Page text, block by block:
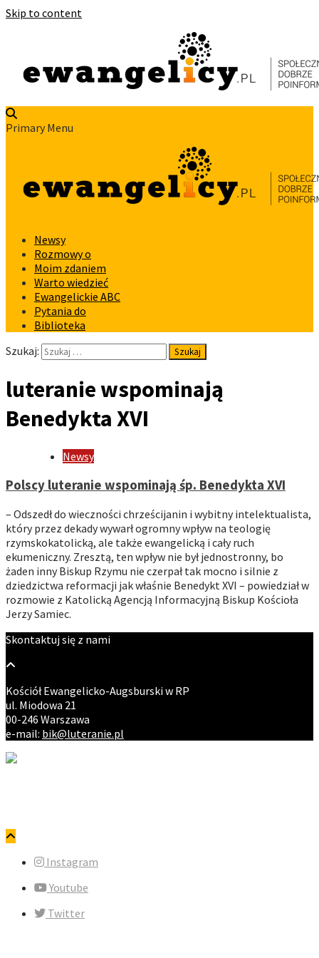
Skip to content
Primary Menu
Newsy
Rozmowy o
Moim zdaniem
Warto wiedzieć
Ewangelickie ABC
Pytania do
Biblioteka
Szukaj:
luteranie wspominają
Benedykta XVI
Newsy
Polscy luteranie wspominają śp. Benedykta XVI
– Odszedł do wieczności chrześcijanin i wybitny intelektualista,
który przez dekady wywarł ogromny wpływ na teologię
rzymskokatolicką, ale także ewangelicką i cały ruch
ekumeniczny. Zresztą, ten wpływ nie był jednostronny, bo
żaden inny Biskup Rzymu nie czerpał tak mocno i silnie z
dziedzictwa reformacji jak właśnie Benedykt XVI – powiedział w
rozmowie z Katolicką Agencją Informacyjną Biskup Kościoła
Jerzy Samiec.
Skontaktuj się z nami
Kościół Ewangelicko-Augsburski w RP
ul. Miodowa 21
00-246 Warszawa
e-mail: bik@luteranie.pl
Instagram
Youtube
Twitter